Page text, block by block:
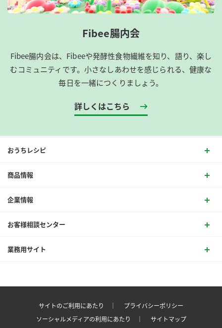
Fibee腸内会
Fibee腸内会は、​Fibeeや発酵性食物繊維を知り、語り、楽し
むコミュニティです。​小さなしあわせを感じられる、健康な
毎日を一緒につくりましょう。
詳しくはこちら
おうちレシピ
商品情報
企業情報
お客様相談センター
業務用サイト
サイトのご利用にあたり ｜
プライバシーポリシー
ソーシャルメディアの利用にあたり ｜
サイトマップ